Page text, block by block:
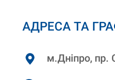
АДРЕСА ТА
м.Дніпро, пр.